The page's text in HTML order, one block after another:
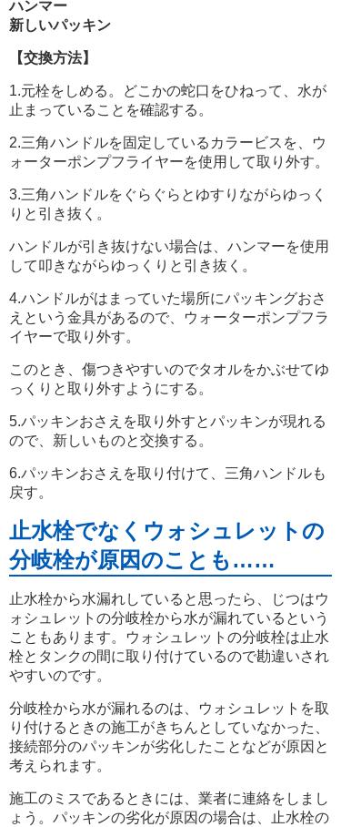
ハンマー
新しいパッキン
【交換方法】
1.元栓をしめる。どこかの蛇口をひねって、水が
止まっていることを確認する。
2.三角ハンドルを固定しているカラービスを、ウ
ォーターポンプフライヤーを使用して取り外す。
3.三角ハンドルをぐらぐらとゆすりながらゆっく
りと引き抜く。
ハンドルが引き抜けない場合は、ハンマーを使用
して叩きながらゆっくりと引き抜く。
4.ハンドルがはまっていた場所にパッキングおさ
えという金具があるので、ウォーターポンプフラ
イヤーで取り外す。
このとき、傷つきやすいのでタオルをかぶせてゆ
っくりと取り外すようにする。
5.パッキンおさえを取り外すとパッキンが現れる
ので、新しいものと交換する。
6.パッキンおさえを取り付けて、三角ハンドルも
戻す。
止水栓でなくウォシュレットの
分岐栓が原因のことも……
止水栓から水漏れしていると思ったら、じつはウ
ォシュレットの分岐栓から水が漏れているという
こともあります。ウォシュレットの分岐栓は止水
栓とタンクの間に取り付けているので勘違いされ
やすいのです。
分岐栓から水が漏れるのは、ウォシュレットを取
り付けるときの施工がきちんとしていなかった、
接続部分のパッキンが劣化したことなどが原因と
考えられます。
施工のミスであるときには、業者に連絡をしまし
ょう。パッキンの劣化が原因の場合は、止水栓の